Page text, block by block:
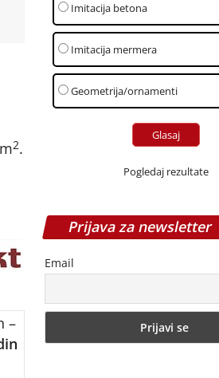
2.
–
Imitacija betona
Imitacija mermera
Geometrija/ornamenti
Pogledaj rezultate
Prijava za newsletter
Email